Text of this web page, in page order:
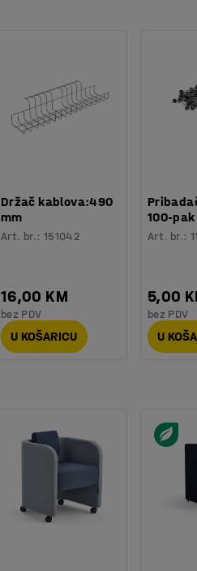
Držač kablova:490
mm
Art. br.: 151042
16,00 KM
bez PDV
U KOŠARICU
100-pak
Art. br.:
5,00
bez PDV
U